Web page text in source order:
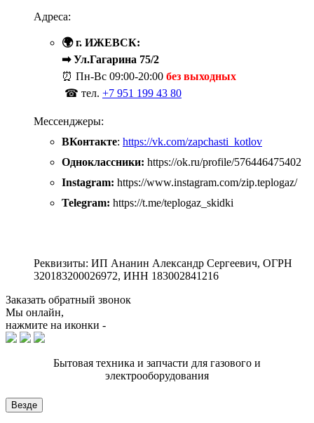
Адреса:
🌍 г. ИЖЕВСК:
➡ Ул.Гагарина 75/2
⏰ Пн-Вс 09:00-20:00 без выходных
☎ тел. +7 951 199 43 80
Мессенджеры:
ВКонтакте: https://vk.com/zapchasti_kotlov
Одноклассники: https://ok.ru/profile/576446475402
Instagram: https://www.instagram.com/zip.teplogaz/
Telegram: https://t.me/teplogaz_skidki
Реквизиты: ИП Ананин Александр Сергеевич, ОГРН
320183200026972, ИНН 183002841216
Заказать обратный звонок
Мы онлайн,
нажмите на иконки -
Бытовая техника и запчасти для газового и
электрооборудования
Везде